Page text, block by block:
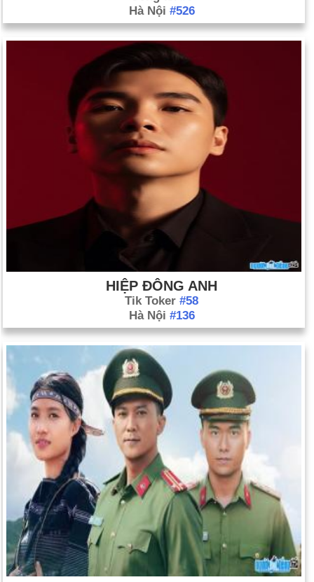
Hà Nội #526
HIỆP ĐÔNG ANH
Tik Toker #58
Hà Nội #136